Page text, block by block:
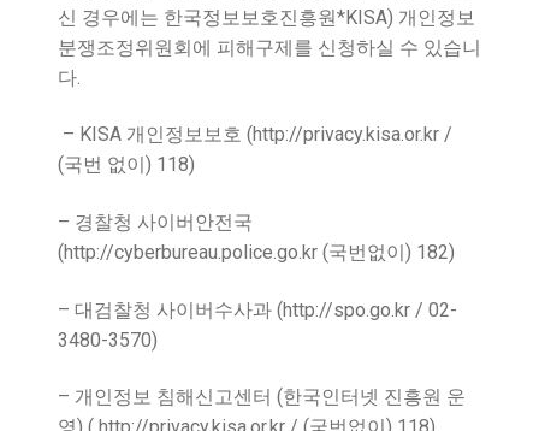
신 경우에는 한국정보보호진흥원*KISA) 개인정보
분쟁조정위원회에 피해구제를 신청하실 수 있습니
다.
– KISA 개인정보보호 (http://privacy.kisa.or.kr /
(국번 없이 ) 118)
– 경찰청 사이버안전국
(http://cyberbureau.police.go.kr (국번없이 ) 182)
– 대검찰청 사이버수사과 (http://spo.go.kr / 02-
3480-3570)
– 개인정보 침해신고센터 (한국인터넷 진흥원 운